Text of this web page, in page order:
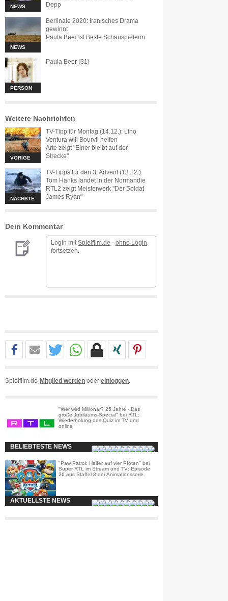
NEWS
Depp
NEWS
Berlinale 2020: Iranisches Drama
gewinnt
Paula Beer ist Beste Schauspielerin
PERSON
Paula Beer (31)
Weitere Nachrichten
VORIGE
TV-Tipp für Montag (14.12.): Lino
Ventura will Bourvil helfen
Arte zeigt "Einer bleibt auf der
Strecke"
NÄCHSTE
TV-Tipps für den 3. Advent (13.12.):
Tom Hanks landet in der Normandie
RTL2 zeigt Meisterwerk "Der Soldat
James Ryan"
Dein Kommentar
Login mit Spielfilm.de - ohne Login
fortsetzen.
Spielfilm.de-Mitglied werden oder einloggen
"Wer wird Millionär? 25 Jahre - Das
große Jubiläums-Special" bei RTL:
Wiederholung des Quiz im TV und
online
BELIEBTESTE NEWS
"Paw Patrol: Helfer auf vier Pfoten" bei
Super RTL im Stream und TV: Episode
26 aus Staffel 8 der Animationsserie
AKTUELLSTE NEWS